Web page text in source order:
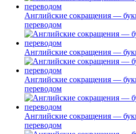
Английские сокращения —
переводом
Английские сокращения —
Английские сокращения —
переводом
Английские сокращения —
переводом